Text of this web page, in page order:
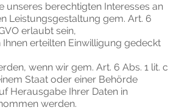
unseres berechtigten Interesses an
Leistungsgestaltung gem. Art. 6
erlaubt sein,
erteilten Einwilligung gedeckt
wenn wir gem. Art. 6 Abs. 1 lit. c
Staat oder einer Behörde
Herausgabe Ihrer Daten in
werden.